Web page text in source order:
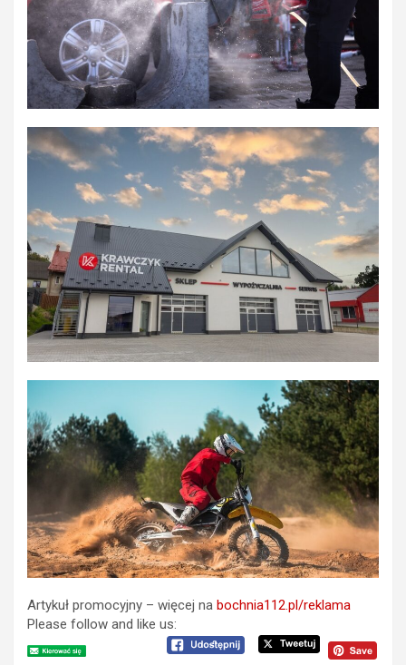
Artykuł promocyjny – więcej na bochnia112.pl/reklama
Please follow and like us: